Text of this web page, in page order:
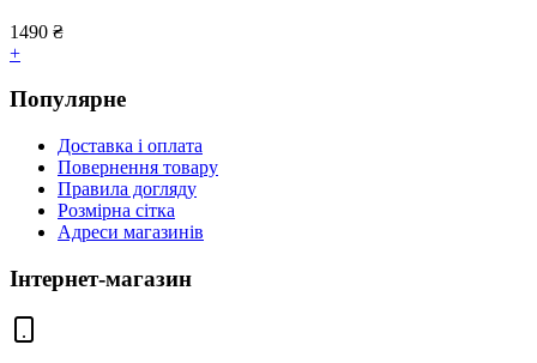
1490 ₴
+
Популярне
Доставка і оплата
Повернення товару
Правила догляду
Розмірна сітка
Адреси магазинів
Інтернет-магазин